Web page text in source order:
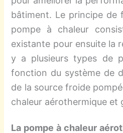
bâtiment. Le principe de
pompe à chaleur
existante pour ensuite la
y a plusieurs types de
fonction du système de
de la source froide
chaleur aérothermique et
La pompe à chaleur